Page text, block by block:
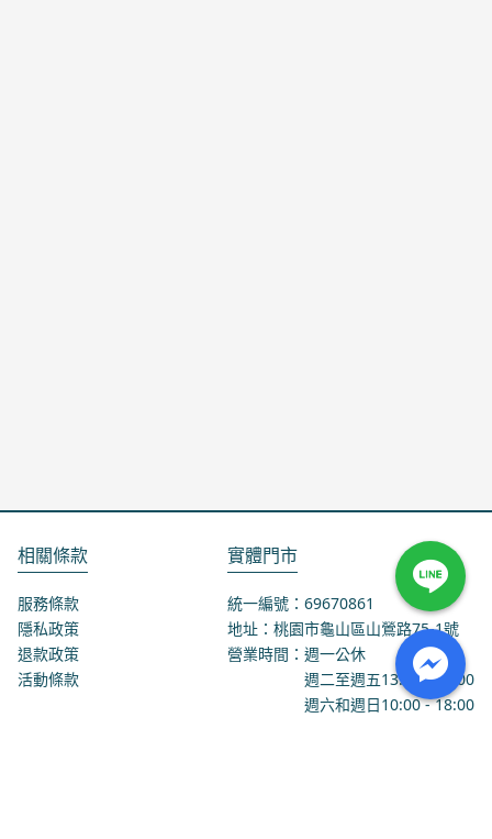
相關條款
服務條款
隱私政策
退款政策
活動條款
實體門市
統一編號：69670861
地址：桃園市龜山區山鶯路75-1號
營業時間：週一公休
週二至週五13:00 - 18:00
週六和週日10:00 - 18:00